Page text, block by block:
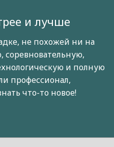
и лучше
не похожей ни на
и полную
профессионал,
что-то новое!